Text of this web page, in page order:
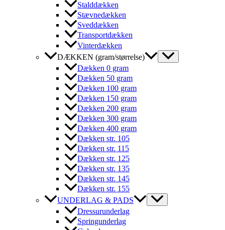
Stalddækken
Stævnedækken
Sveddækken
Transportdækken
Vinterdækken
DÆKKEN (gram/størrelse)
Dækken 0 gram
Dækken 50 gram
Dækken 100 gram
Dækken 150 gram
Dækken 200 gram
Dækken 300 gram
Dækken 400 gram
Dækken str. 105
Dækken str. 115
Dækken str. 125
Dækken str. 135
Dækken str. 145
Dækken str. 155
UNDERLAG & PADS
Dressurunderlag
Springunderlag